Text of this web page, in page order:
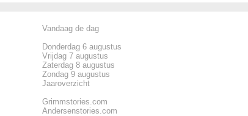
Vandaag de dag
Donderdag 6 augustus
Vrijdag 7 augustus
Zaterdag 8 augustus
Zondag 9 augustus
Jaaroverzicht
Grimmstories.com
Andersenstories.com